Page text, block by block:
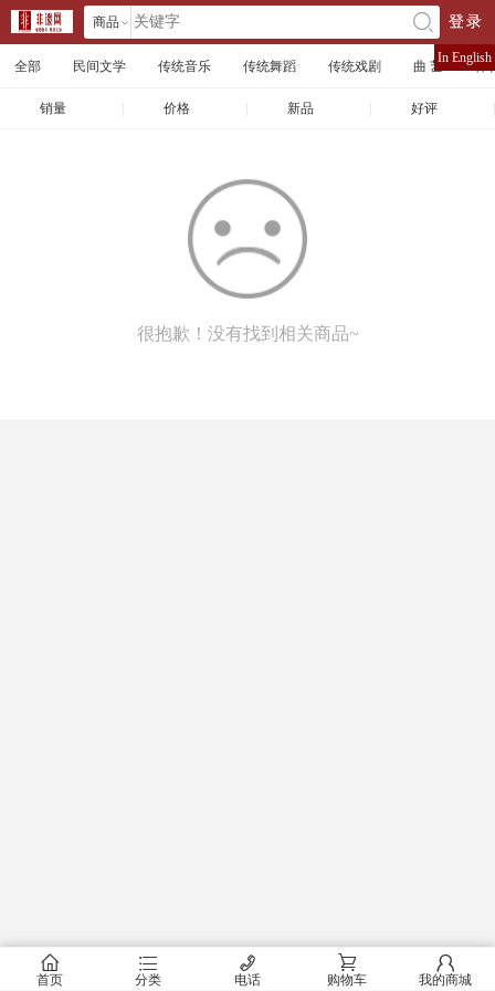
商品 󰄘 登录
全部 民间文学 传统音乐 传统舞蹈 传统戏剧 曲 艺 体
销量 价格 新品 好评
很抱歉！没有找到相关商品~
In English
󰂠
首页
󰂦
分类
󰄫
电话
󰂟
购物车
󰂢
我的商城